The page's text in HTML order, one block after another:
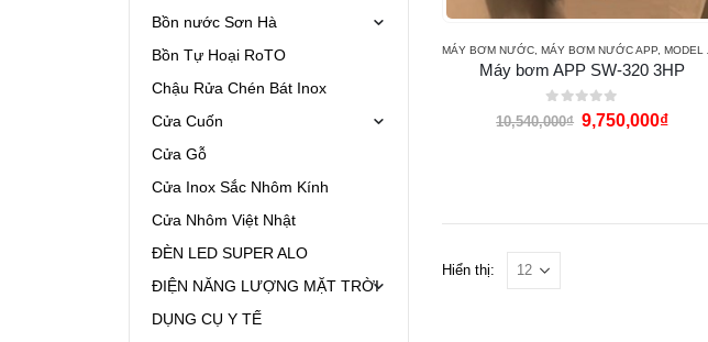
MÁY BƠM NƯỚC MÁY BƠM NƯỚC APP MODEL APP SW
Máy bơm APP SW-320 3HP
0out of 5
10,540,000₫ 9,750,000₫
Hiển thị:
Bồn nước Sơn Hà
Bồn Tự Hoại RoTO
Chậu Rửa Chén Bát Inox
Cửa Cuốn
Cửa Gỗ
Cửa Inox Sắc Nhôm Kính
Cửa Nhôm Việt Nhật
ĐÈN LED SUPER ALO
ĐIỆN NĂNG LƯỢNG MẶT TRỜI
DỤNG CỤ Y TẾ